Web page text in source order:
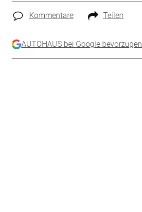
Kommentare Teilen
AUTOHAUS bei Google bevorzugen